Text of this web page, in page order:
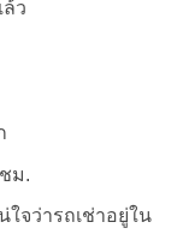
ว
ม.
ใจว่ารถเช่าอยู่ใน